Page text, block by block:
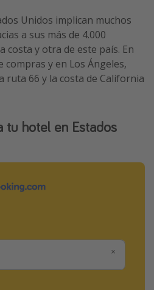
otros destinos
Unidos implican muchos
a sus más de 4.000
costa y otra de este país. En
compras y en Los Ángeles,
ruta 66 y la costa de California
tu hotel en Estados